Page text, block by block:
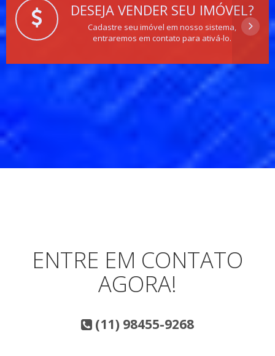
DESEJA VENDER SEU IMÓVEL?
Cadastre seu imóvel em nosso sistema,
entraremos em contato para ativá-lo.
ENTRE EM CONTATO
AGORA!
(11) 98455-9268